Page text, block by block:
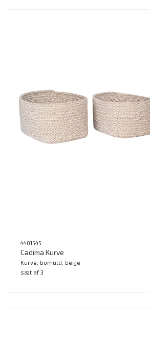
4401545
Cadima Kurve
Kurve, bomuld, beige
sæt af 3